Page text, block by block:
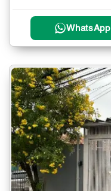
WhatsApp